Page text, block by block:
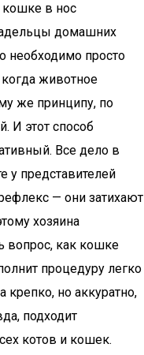
кошке в нос
домашних
необходимо просто
животное
же принципу, по
И этот способ
Все дело в
у представителей
— они затихают
хозяина
вопрос, как кошке
процедуру легко
крепко, но аккуратно,
подходит
котов и кошек.